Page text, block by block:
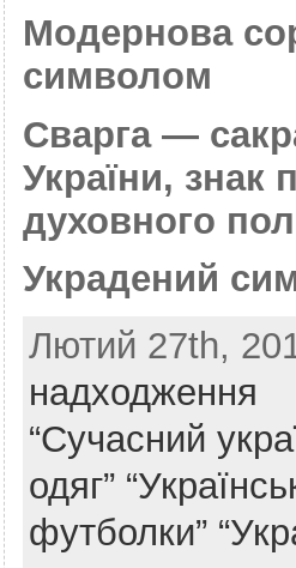
Модернова
символом
Сварга —
України, знак
духовного
Украдений
Лютий 27th,
надходження
“Сучасний
одяг”
футболки”